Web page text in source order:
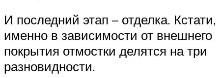
И последний этап – отделка. Кстати,
именно в зависимости от внешнего
покрытия отмостки делятся на три
разновидности.